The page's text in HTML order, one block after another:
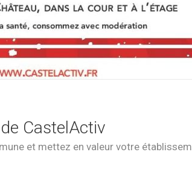
CastelActiv
et mettez en valeur votre